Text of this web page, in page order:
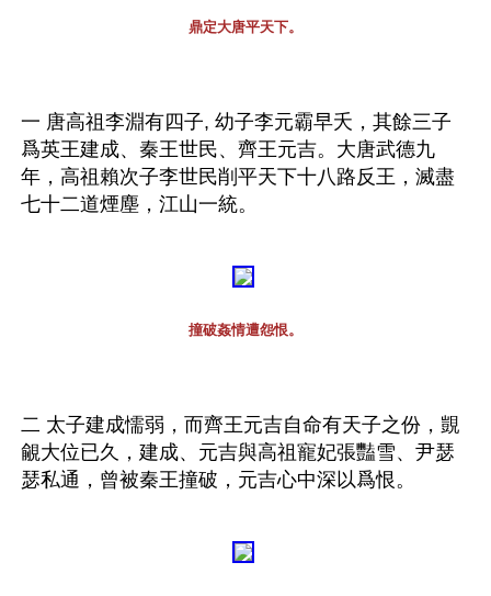
鼎定大唐平天下。
一 唐高祖李淵有四子, 幼子李元霸早夭，其餘三子
爲英王建成、秦王世民、齊王元吉。大唐武德九
年，高祖賴次子李世民削平天下十八路反王，滅盡
七十二道煙塵，江山一統。
撞破姦情遭怨恨。
二 太子建成懦弱，而齊王元吉自命有天子之份，覬
覦大位已久，建成、元吉與高祖寵妃張豔雪、尹瑟
瑟私通，曾被秦王撞破，元吉心中深以爲恨。